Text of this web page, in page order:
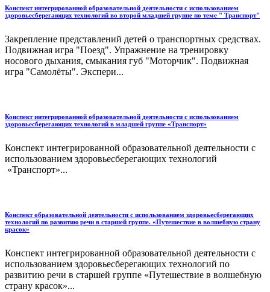
Конспект интегрированной образовательной деятельности с использованием
здоровьесберегающих технологий во второй младшей группе по теме " Транспорт"
Закрепление представлений детей о транспортных средствах.
Подвижная игра "Поезд". Упражнение на тренировку
носового дыхания, смыкания губ "Моторчик". Подвижная
игра "Самолёты". Экспери...
Конспект интегрированной образовательной деятельности с использованием
здоровьесберегающих технологий в младшей группе «Транспорт»
Конспект интегрированной образовательной деятельности с
использованием здоровьесберегающих технологий
«Транспорт»...
Конспект образовательной деятельности с использованием здоровьесберегающих
технологий по развитию речи в старшей группе. «Путешествие в волшебную страну
красок»
Конспект интегрированной образовательной деятельности с
использованием здоровьесберегающих технологий по
развитию речи в старшей группе «Путешествие в волшебную
страну красок»...